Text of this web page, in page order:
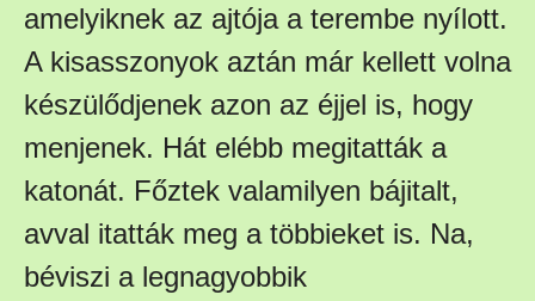
amelyiknek az ajtója a terembe nyílott.
A kisasszonyok aztán már kellett volna
készülődjenek azon az éjjel is, hogy
menjenek. Hát elébb megitatták a
katonát. Főztek valamilyen bájitalt,
avval itatták meg a többieket is. Na,
béviszi a legnagyobbik